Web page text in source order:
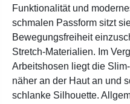
Funktionalität und
schmalen Passform sitzt
Bewegungsfreiheit
Stretch-Materialien. Im
Arbeitshosen liegt die
näher an der Haut an und
schlanke Silhouette.